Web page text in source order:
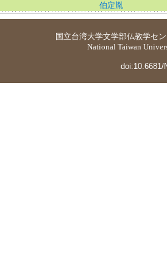
伯定胤
国立台湾大学文学部仏教学セ
National Taiwan
doi:10.6681/